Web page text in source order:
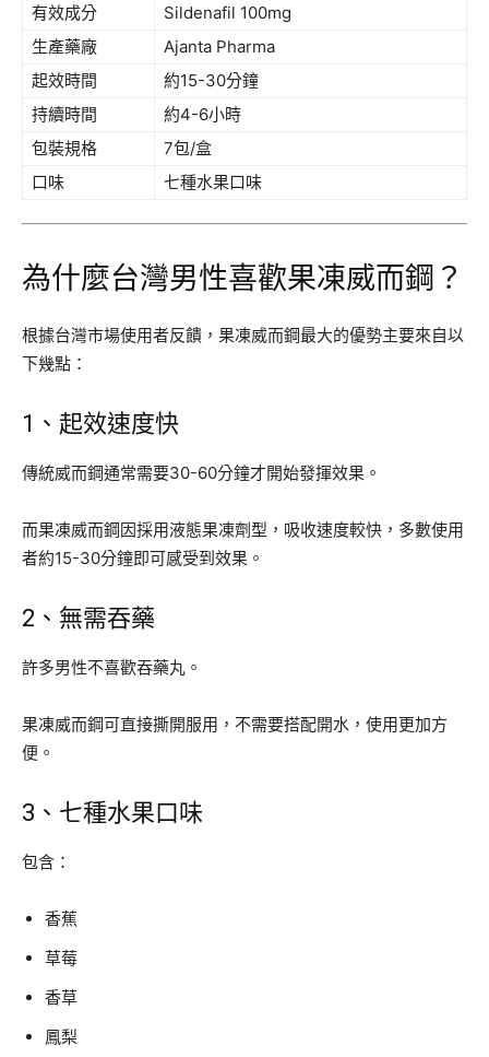
有效成分
Sildenafil 100mg
生產藥廠
Ajanta Pharma
起效時間
約15-30分鐘
持續時間
約4-6小時
包裝規格
7包/盒
口味
七種水果口味
為什麼台灣男性喜歡果凍威而鋼？
根據台灣市場使用者反饋，果凍威而鋼最大的優勢主要來自以
下幾點：
1、起效速度快
傳統威而鋼通常需要30-60分鐘才開始發揮效果。
而果凍威而鋼因採用液態果凍劑型，吸收速度較快，多數使用
者約15-30分鐘即可感受到效果。
2、無需吞藥
許多男性不喜歡吞藥丸。
果凍威而鋼可直接撕開服用，不需要搭配開水，使用更加方
便。
3、七種水果口味
包含：
香蕉
草莓
香草
鳳梨